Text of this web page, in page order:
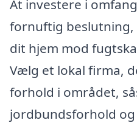
At investere i
fornuftig beslutning,
dit hjem mod
Vælg et lokal firma,
forhold i området,
jordbundsforhold